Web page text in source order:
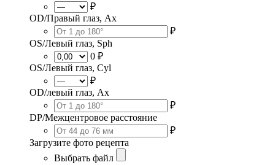
₽
OD/Правый глаз, Ax
₽
OS/Левый глаз, Sph
0 ₽
OS/Левый глаз, Cyl
₽
OD/левый глаз, Ax
₽
DP/Межцентровое расстояние
₽
Загрузите фото рецепта
Выбрать файл